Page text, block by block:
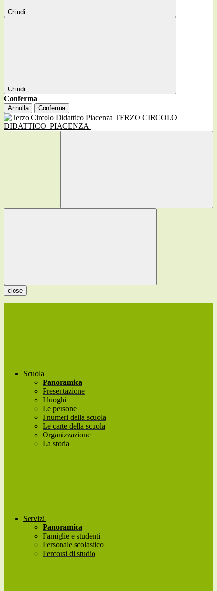
Chiudi
Chiudi
Conferma
Annulla Conferma
TERZO CIRCOLO
DIDATTICO PIACENZA
close
Scuola
Panoramica
Presentazione
I luoghi
Le persone
I numeri della scuola
Le carte della scuola
Organizzazione
La storia
Servizi
Panoramica
Famiglie e studenti
Personale scolastico
Percorsi di studio